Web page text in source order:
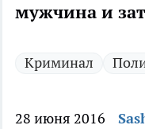
мужчина и
Криминал
28 июня 2016